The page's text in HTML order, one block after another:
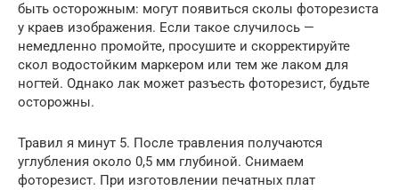
быть осторожным: могут появиться сколы фоторезиста
у краев изображения. Если такое случилось —
немедленно промойте, просушите и скорректируйте
скол водостойким маркером или тем же лаком для
ногтей. Однако лак может разъесть фоторезист, будьте
осторожны.
Травил я минут 5. После травления получаются
углубления около 0,5 мм глубиной. Снимаем
фоторезист. При изготовлении печатных плат